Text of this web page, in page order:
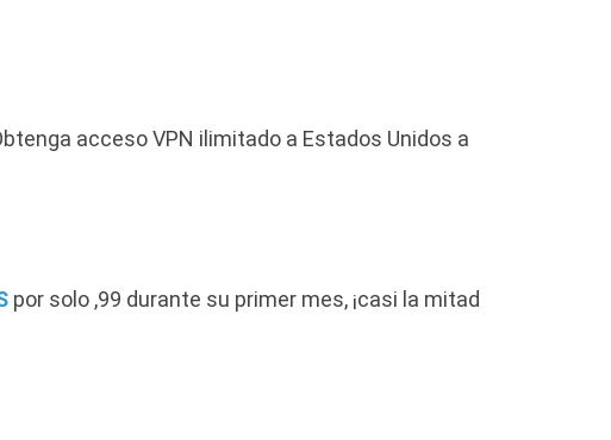
acceso VPN ilimitado a Estados Unidos a
por solo ,99 durante su primer mes, ¡casi la mitad